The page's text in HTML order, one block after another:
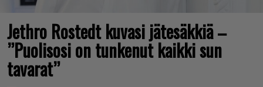
Jethro Rostedt kuvasi jätesäkkiä –
”Puolisosi on tunkenut kaikki sun
tavarat”